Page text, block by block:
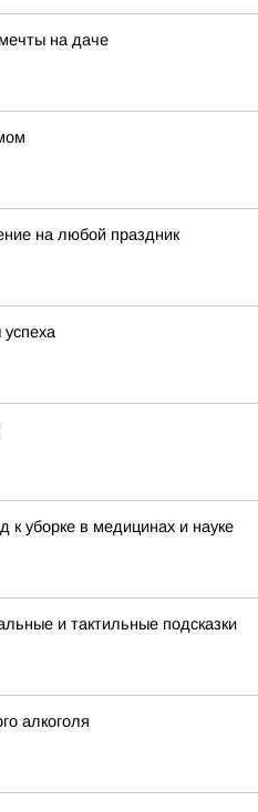
на даче
на любой праздник
к уборке в медицинах и науке
и тактильные подсказки
алкоголя